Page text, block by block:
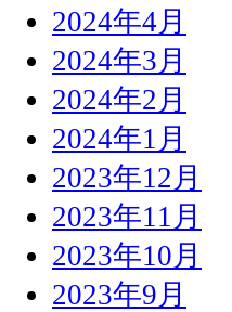
2024年4月
2024年3月
2024年2月
2024年1月
2023年12月
2023年11月
2023年10月
2023年9月